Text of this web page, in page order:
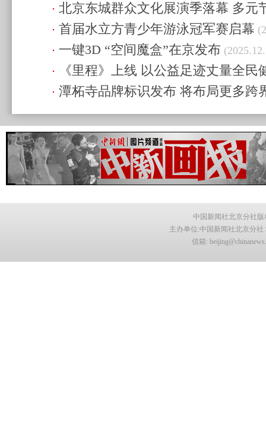
(2025.12.6 17:50)
北京东城群众文化展演季落幕 多元
(2025.12.6 17:46)
首届水立方青少年游泳冠军赛启幕
一键3D “空间魔盒”在京发布
《里程》上线 以公益足迹丈量全民
14:45)
潭柘寺品牌标识发布 将布局更多跨
14:45)
中国新闻社北京分社
主办单位:中国新闻社北京分社
信箱: